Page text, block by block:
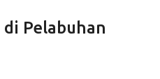
Pelabuhan